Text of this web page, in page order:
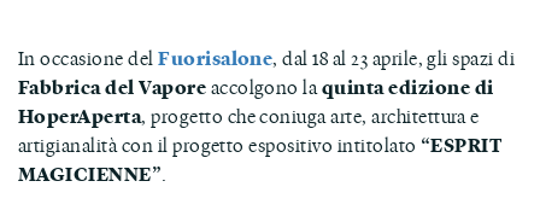
In occasione delFuorisalone, dal 18 al 23 aprile, gli spazi di
Fabbrica del Vaporeaccolgono laquinta edizione di
HoperAperta, progetto che coniuga arte, architettura e
artigianalità con il progetto espositivo intitolato “ESPRIT
MAGICIENNE”.